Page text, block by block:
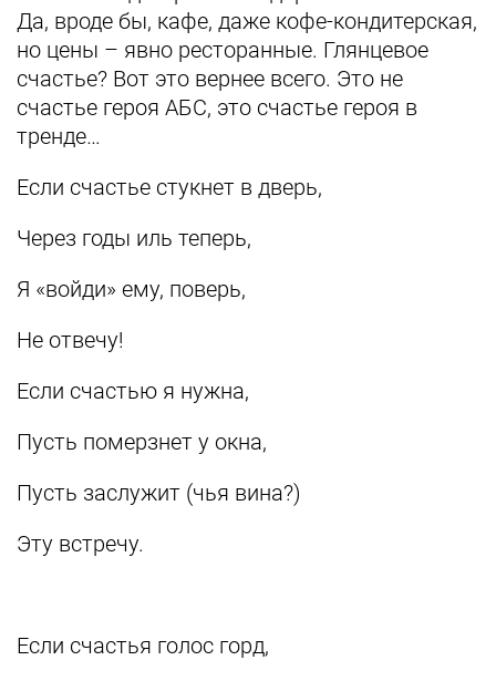
Да, вроде бы, кафе, даже кофе-кондитерская,
но цены – явно ресторанные. Глянцевое
счастье? Вот это вернее всего. Это не
счастье героя АБС, это счастье героя в
тренде…
Если счастье стукнет в дверь,
Через годы иль теперь,
Я «войди» ему, поверь,
Не отвечу!
Если счастью я нужна,
Пусть померзнет у окна,
Пусть заслужит (чья вина?)
Эту встречу.
Если счастья голос горд,